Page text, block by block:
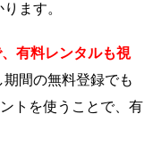
ます。
有料レンタルも視
期間の無料登録でも
トを使うことで、有